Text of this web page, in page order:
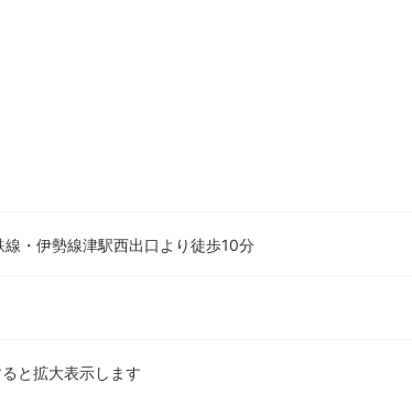
・伊勢線津駅西出口より徒歩10分
と拡大表示します